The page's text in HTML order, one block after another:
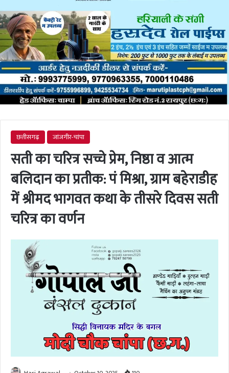
छत्तीसगढ़ जांजगीर-चांपा
सती का चरित्र सच्चे प्रेम, निष्ठा व आत्म
बलिदान का प्रतीक: पं मिश्रा, ग्राम बहेराडीह
में श्रीमद भागवत कथा के तीसरे दिवस सती
चरित्र का वर्णन